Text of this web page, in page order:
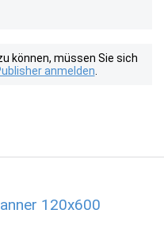
können, müssen Sie sich
anmelden
120x600